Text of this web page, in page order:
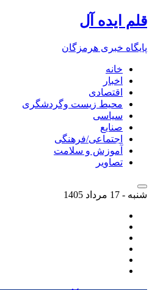
قلم ایده آل
پایگاه خبری هرمزگان
خانه
اخبار
اقتصادی
محیط زیست وگردشگری
سیاسی
صنایع
اجتماعی/فرهنگی
آموزش و سلامت
تصاویر
شنبه - 17 مرداد 1405